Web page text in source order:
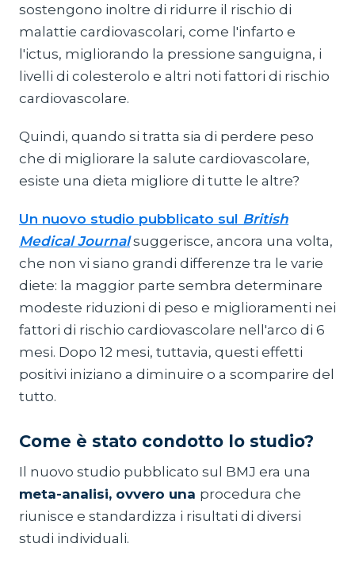
sostengono inoltre di ridurre il rischio di
malattie cardiovascolari, come l'infarto e
l'ictus, migliorando la pressione sanguigna, i
livelli di colesterolo e altri noti fattori di rischio
cardiovascolare.
Quindi, quando si tratta sia di perdere peso
che di migliorare la salute cardiovascolare,
esiste una dieta migliore di tutte le altre?
Un nuovo studio pubblicato sul British
Medical Journalsuggerisce, ancora una volta,
che non vi siano grandi differenze tra le varie
diete: la maggior parte sembra determinare
modeste riduzioni di peso e miglioramenti nei
fattori di rischio cardiovascolare nell'arco di 6
mesi. Dopo 12 mesi, tuttavia, questi effetti
positivi iniziano a diminuire o a scomparire del
tutto.
Come è stato condotto lo studio?
Il nuovo studio pubblicato sul BMJ era una
meta-analisi, ovvero una procedura che
riunisce e standardizza i risultati di diversi
studi individuali.